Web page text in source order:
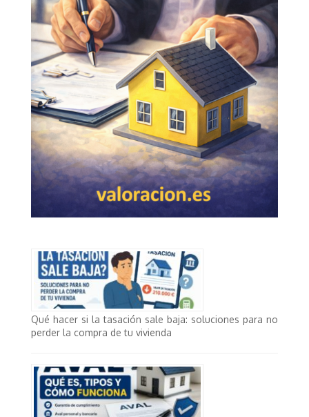
Qué hacer si la tasación sale baja: soluciones para no
perder la compra de tu vivienda